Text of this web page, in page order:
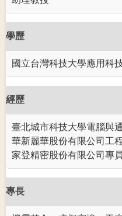
學歷
國立台灣科技大學應用科
經歷
臺北城市科技大學電腦與
華新麗華股份有限公司工
家登精密股份有限公司專員
專長